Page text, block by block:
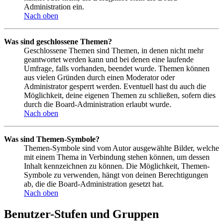
Administration ein.
Nach oben
Was sind geschlossene Themen?
Geschlossene Themen sind Themen, in denen nicht mehr
geantwortet werden kann und bei denen eine laufende
Umfrage, falls vorhanden, beendet wurde. Themen können
aus vielen Gründen durch einen Moderator oder
Administrator gesperrt werden. Eventuell hast du auch die
Möglichkeit, deine eigenen Themen zu schließen, sofern dies
durch die Board-Administration erlaubt wurde.
Nach oben
Was sind Themen-Symbole?
Themen-Symbole sind vom Autor ausgewählte Bilder, welche
mit einem Thema in Verbindung stehen können, um dessen
Inhalt kennzeichnen zu können. Die Möglichkeit, Themen-
Symbole zu verwenden, hängt von deinen Berechtigungen
ab, die die Board-Administration gesetzt hat.
Nach oben
Benutzer-Stufen und Gruppen